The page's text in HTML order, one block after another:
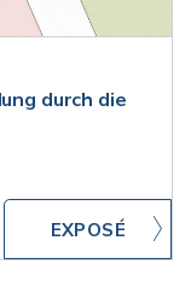
durch die